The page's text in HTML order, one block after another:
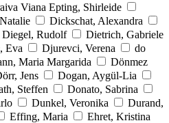
Viana Epting, Shirleide
Dickschat, Alexandra
Diegel, Rudolf
Dietrich, Gabriele
Eva Djurevci, Verena
do
Maria Margarida
Dönmez
Jens
Dogan, Aygül-Lia
Steffen
Donato, Sabrina
Dunkel, Veronika
Durand,
Effing, Maria
Ehret, Kristina